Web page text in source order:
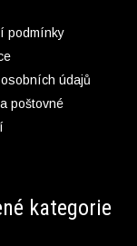
podmínky
údajů
poštovné
kategorie